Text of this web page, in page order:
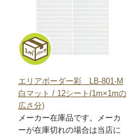
エリアボーダー彩 LB-801-M
白マット / 12シート(1m×1mの
広さ分)
メーカー在庫品です。メーカ
ーが在庫切れの場合は当店に